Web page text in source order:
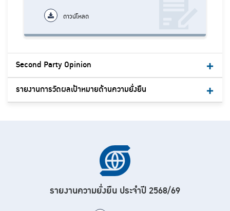
ดาวน์โหลด
Second Party Opinion
รายงานการวัดผลเป้าหมายด้านความยั่งยืน
รายงานความยั่งยืน ประจำปี 2568/69